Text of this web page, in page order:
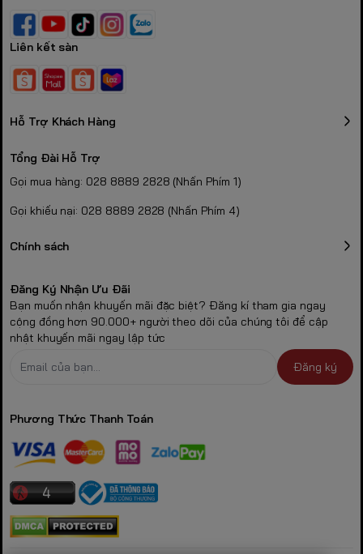
Liên kết sàn
Hỗ Trợ Khách Hàng
Tổng Đài Hỗ Trợ
Gọi mua hàng: 028 8889 2828 (Nhấn Phím 1)
Gọi khiếu nại: 028 8889 2828 (Nhấn Phím 4)
Chính sách
Đăng Ký Nhận Ưu Đãi
Bạn muốn nhận khuyến mãi đặc biệt? Đăng kí tham gia ngay
cộng đồng hơn 90.000+ người theo dõi của chúng tôi để cập
nhật khuyến mãi ngay lập tức
Đăng ký
Phương Thức Thanh Toán